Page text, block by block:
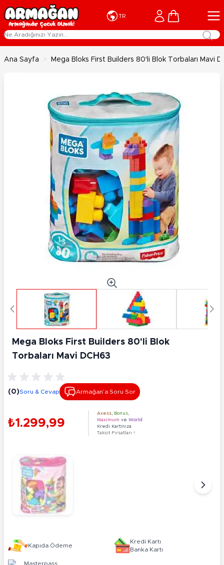
İçeriğe geç
TR Cart
Ana Sayfa > Mega Bloks First Builders 80'li Blok Torbaları Mavi
Mega Bloks First Builders 80'li Blok
Torbaları Mavi DCH63
(0)Soru & Cevap Armağan’a Soru Sor
₺1.299,99
Axess Bonus
Maximum ve World
Kredi Kartınıza
Taksit Fırsatları !
Kapıda Ödeme
Kredi Kartı
Banka Kartı
Masterpass